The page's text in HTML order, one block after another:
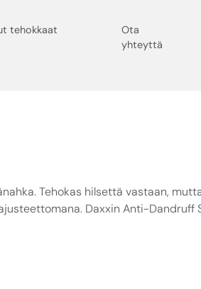
tehokkaat
Ota
yhteyttä
Tehokas hilsettä vastaan,
Daxxin Anti-Dandruff